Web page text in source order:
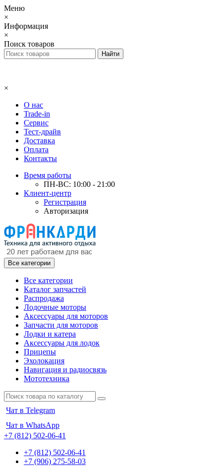
Меню
×
Информация
×
Поиск товаров
×
О нас
Trade-in
Сервис
Тест-драйв
Доставка
Оплата
Контакты
Время работы
ПН-ВС: 10:00 - 21:00
Клиент-центр
Регистрация
Авторизация
Все категории
Все категории
Каталог запчастей
Распродажа
Лодочные моторы
Аксессуары для моторов
Запчасти для моторов
Лодки и катера
Аксессуары для лодок
Прицепы
Эхолокация
Навигация и радиосвязь
Мототехника
Чат в Telegram
Чат в WhatsApp
+7 (812) 502-06-41
+7 (812) 502-06-41
+7 (906) 275-58-03